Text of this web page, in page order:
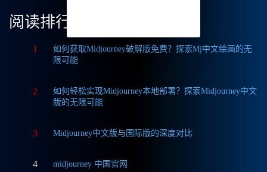
阅读排行
1
如何获取Midjourney破解版免费？探索Mj中文绘画的无
限可能
2
如何轻松实现Midjourney本地部署？探索Midjourney中文
版的无限可能
3 Midjourney中文版与国际版的深度对比
4 midjourney 中国官网